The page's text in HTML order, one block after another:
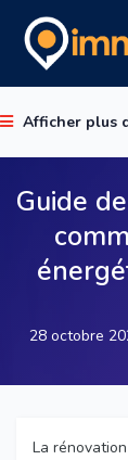
Afficher plus
Guide
28 octobre
La